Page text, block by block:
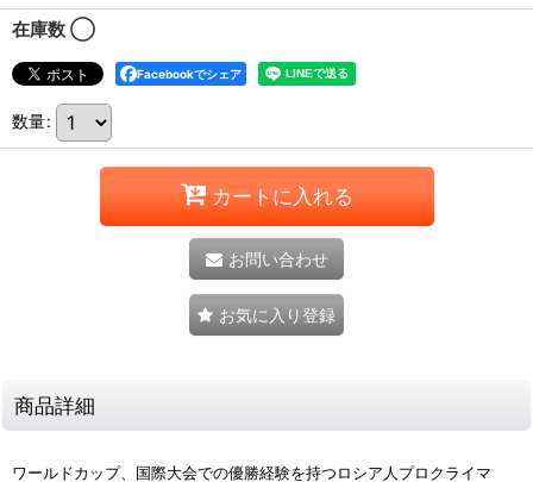
在庫数 ◯
Facebookでシェア
数量:
カートに入れる
お問い合わせ
お気に入り登録
商品詳細
ワールドカップ、国際大会での優勝経験を持つロシア人プロクライマ